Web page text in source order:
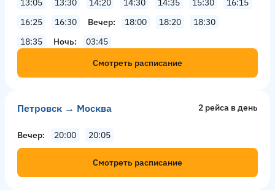
13:05 13:30 14:20 14:30 14:35 15:30
16:15
16:25
16:30 Вечер 18:00 18:20
18:30
18:35
Ночь
03:45
Смотреть расписание
Петровск → Москва 2 рейсa в день
Вечер 20:00 20:05
Смотреть расписание